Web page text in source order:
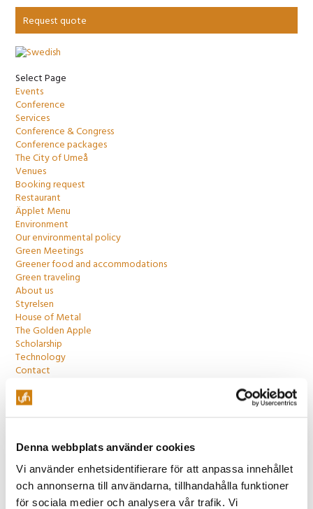
Denna webbplats använder cookies
Vi använder enhetsidentifierare för att anpassa innehållet
och annonserna till användarna, tillhandahålla funktioner
för sociala medier och analysera vår trafik. Vi
Request quote
Select Page
Events
Conference
Services
Conference & Congress
Conference packages
The City of Umeå
Venues
Booking request
Restaurant
Äpplet Menu
Environment
Our environmental policy
Green Meetings
Greener food and accommodations
Green traveling
About us
Styrelsen
House of Metal
The Golden Apple
Scholarship
Technology
Contact
Marknadsavdelning
Konferensservice
Teknik
Fastighet
Ekonomi
Request quote